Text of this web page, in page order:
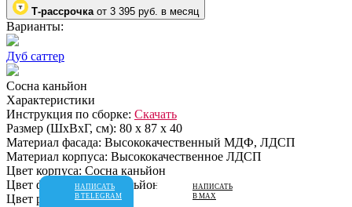
Т-рассрочка от 3 395 руб. в месяц
Варианты:
Дуб саттер
Сосна каньйон
Характеристики
Инструкция по сборке: Скачать
Размер (ШхВхГ, см): 80 х 87 х 40
Материал фасада: Высококачественный МДФ, ЛДСП
Материал корпуса: Высококачественное ЛДСП
Цвет корпуса: Сосна каньйон
Цвет фасада: Сосна каньйон
Цвет ручек:
Хром
НАПИСАТЬ
В TELEGRAM
НАПИСАТЬ
В MAX